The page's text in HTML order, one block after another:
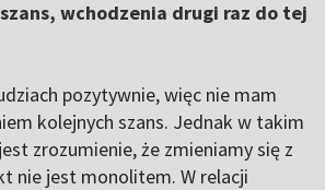
wchodzenia drugi raz do tej
pozytywnie, więc nie mam
kolejnych szans. Jednak w takim
zrozumienie, że zmieniamy się z
nie jest monolitem. W relacji